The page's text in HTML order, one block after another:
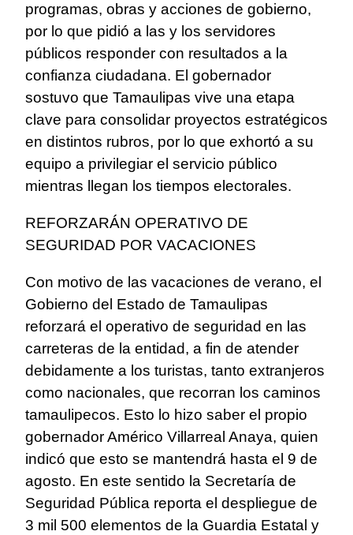
programas, obras y acciones de gobierno,
por lo que pidió a las y los servidores
públicos responder con resultados a la
confianza ciudadana. El gobernador
sostuvo que Tamaulipas vive una etapa
clave para consolidar proyectos estratégicos
en distintos rubros, por lo que exhortó a su
equipo a privilegiar el servicio público
mientras llegan los tiempos electorales.
REFORZARÁN OPERATIVO DE
SEGURIDAD POR VACACIONES
Con motivo de las vacaciones de verano, el
Gobierno del Estado de Tamaulipas
reforzará el operativo de seguridad en las
carreteras de la entidad, a fin de atender
debidamente a los turistas, tanto extranjeros
como nacionales, que recorran los caminos
tamaulipecos. Esto lo hizo saber el propio
gobernador Américo Villarreal Anaya, quien
indicó que esto se mantendrá hasta el 9 de
agosto. En este sentido la Secretaría de
Seguridad Pública reporta el despliegue de
3 mil 500 elementos de la Guardia Estatal y